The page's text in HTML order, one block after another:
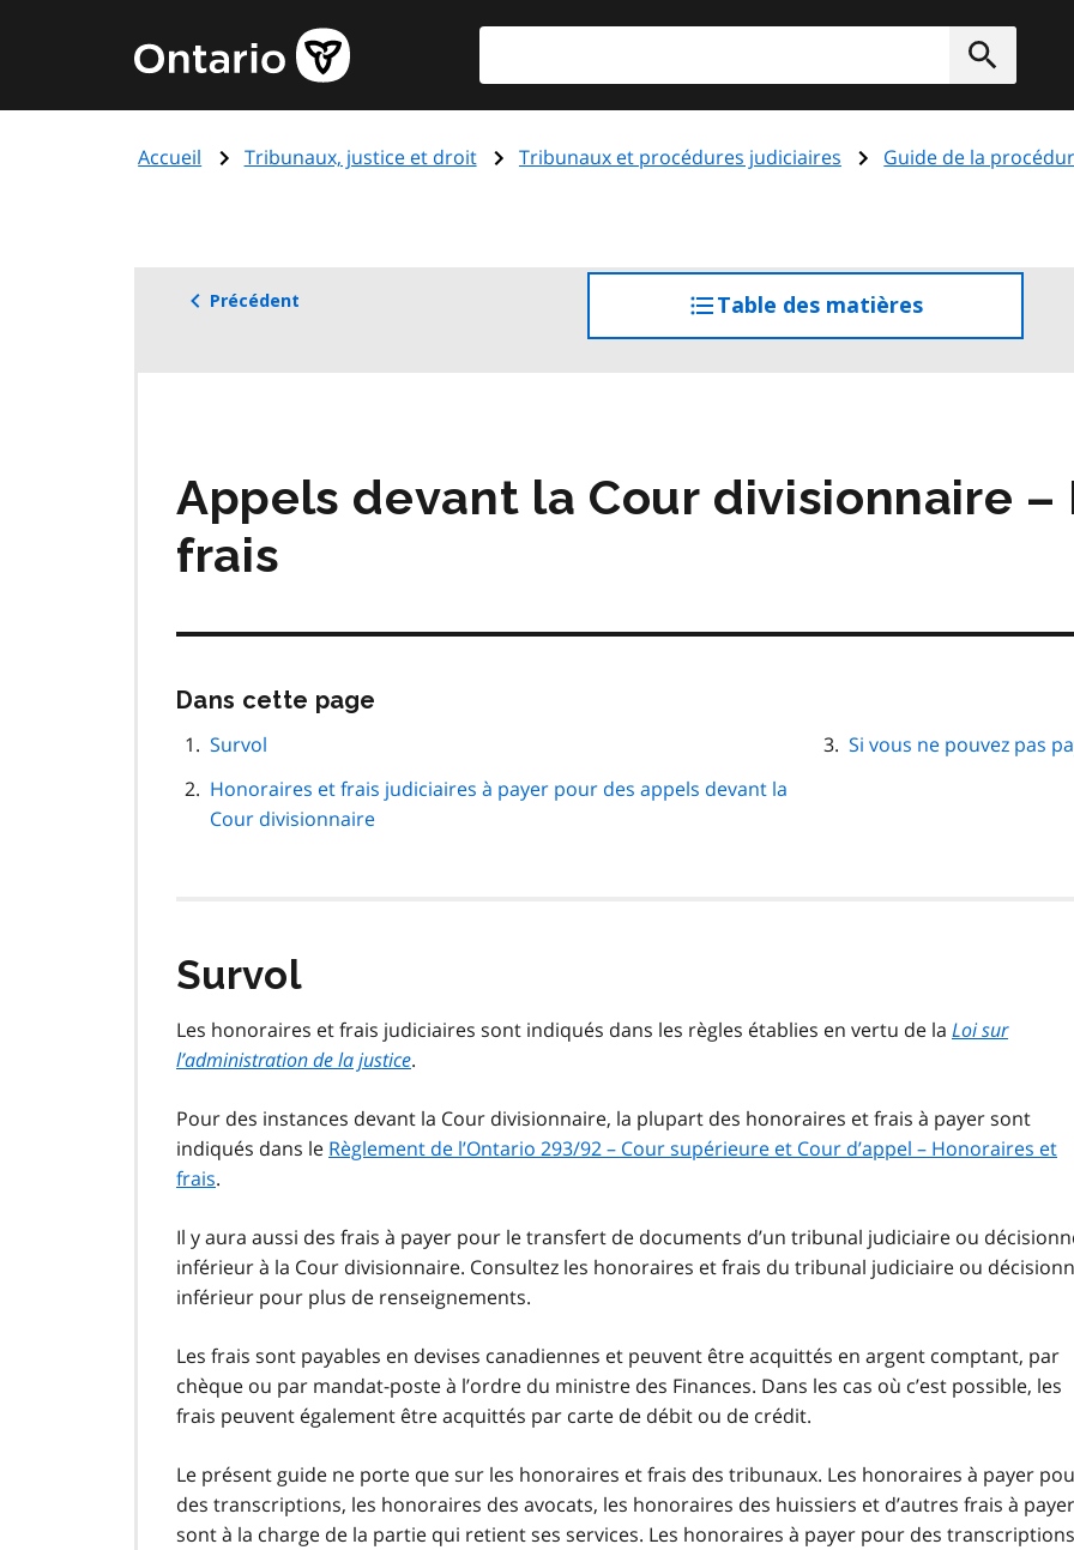
principal
Page
d'accueil
de
Accueil Tribunaux, justice et droit Tribunaux et procédures judiciaires Guide de la
Précédent Table des matièresaccéder
à
Appels devant la Cour divisionnaire –
frais
Dans cette page
page
Survol
Honoraires et frais judiciaires à payer pour des appels devant la
Cour divisionnaire
Si vous ne pouvez pas
Survol
Les honoraires et frais judiciaires sont indiqués dans les règles établies en vertu de la Loi sur
l’administration de la justice.
Pour des instances devant la Cour divisionnaire, la plupart des honoraires et frais à payer sont
indiqués dans le Règlement de l’Ontario 293/92 – Cour supérieure et Cour d’appel – Honoraires et
frais.
Il y aura aussi des frais à payer pour le transfert de documents d’un tribunal judiciaire ou
inférieur à la Cour divisionnaire. Consultez les honoraires et frais du tribunal judiciaire ou
inférieur pour plus de renseignements.
Les frais sont payables en devises canadiennes et peuvent être acquittés en argent comptant, par
chèque ou par mandat-poste à l’ordre du ministre des Finances. Dans les cas où c’est possible, les
frais peuvent également être acquittés par carte de débit ou de crédit.
Le présent guide ne porte que sur les honoraires et frais des tribunaux. Les honoraires à payer
des transcriptions, les honoraires des avocats, les honoraires des huissiers et d’autres frais à payer
sont à la charge de la partie qui retient ses services. Les honoraires à payer pour des transcriptions